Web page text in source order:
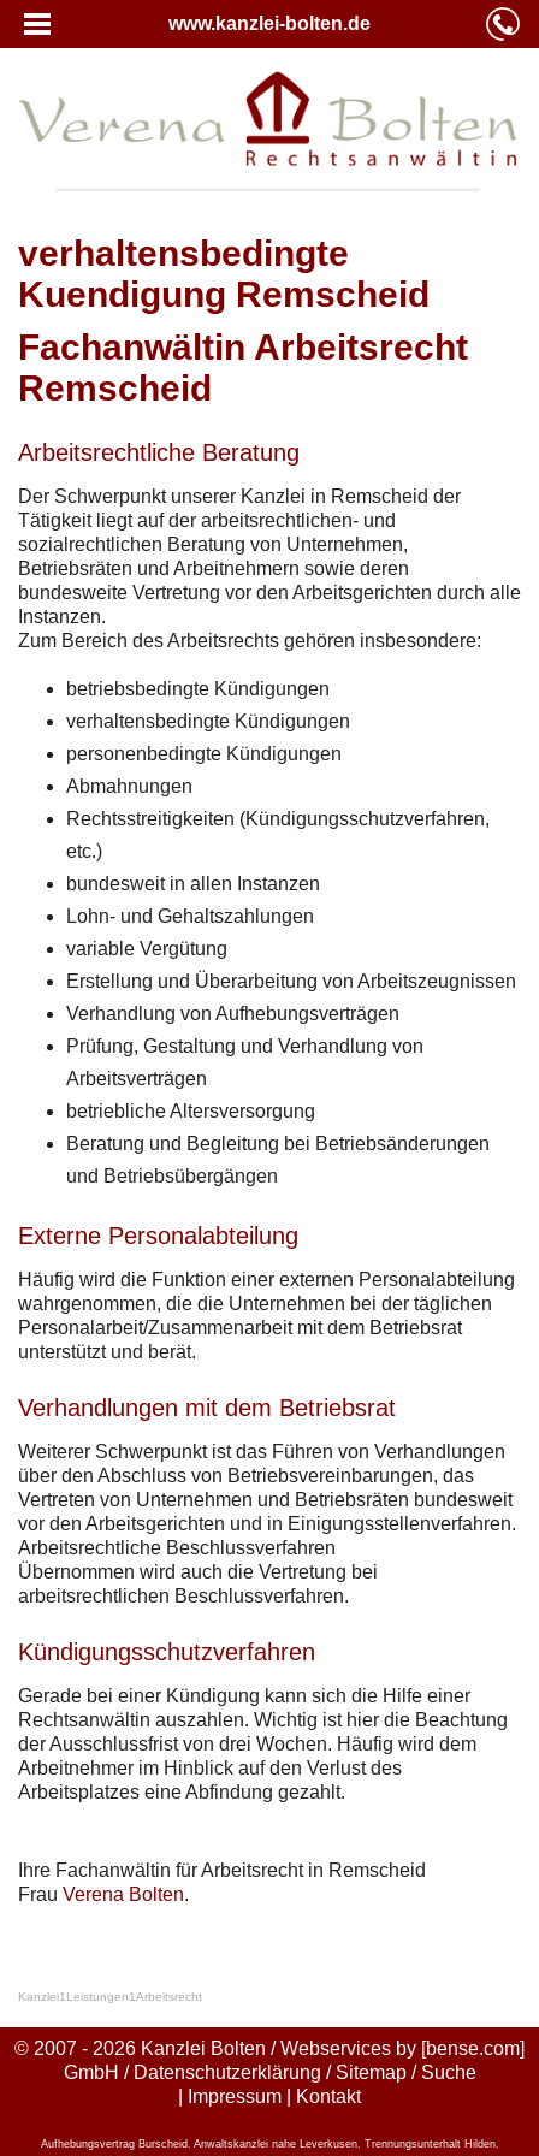
www.kanzlei-bolten.de
verhaltensbedingte
Kuendigung Remscheid
Fachanwältin Arbeitsrecht
Remscheid
Arbeitsrechtliche Beratung
Der Schwerpunkt unserer Kanzlei in Remscheid der
Tätigkeit liegt auf der arbeitsrechtlichen- und
sozialrechtlichen Beratung von Unternehmen,
Betriebsräten und Arbeitnehmern sowie deren
bundesweite Vertretung vor den Arbeitsgerichten durch alle
Instanzen.
Zum Bereich des Arbeitsrechts gehören insbesondere:
betriebsbedingte Kündigungen
verhaltensbedingte Kündigungen
personenbedingte Kündigungen
Abmahnungen
Rechtsstreitigkeiten (Kündigungsschutzverfahren,
etc.)
bundesweit in allen Instanzen
Lohn- und Gehaltszahlungen
variable Vergütung
Erstellung und Überarbeitung von Arbeitszeugnissen
Verhandlung von Aufhebungsverträgen
Prüfung, Gestaltung und Verhandlung von
Arbeitsverträgen
betriebliche Altersversorgung
Beratung und Begleitung bei Betriebsänderungen
und Betriebsübergängen
Externe Personalabteilung
Häufig wird die Funktion einer externen Personalabteilung
wahrgenommen, die die Unternehmen bei der täglichen
Personalarbeit/Zusammenarbeit mit dem Betriebsrat
unterstützt und berät.
Verhandlungen mit dem Betriebsrat
Weiterer Schwerpunkt ist das Führen von Verhandlungen
über den Abschluss von Betriebsvereinbarungen, das
Vertreten von Unternehmen und Betriebsräten bundesweit
vor den Arbeitsgerichten und in Einigungsstellenverfahren.
Arbeitsrechtliche Beschlussverfahren
Übernommen wird auch die Vertretung bei
arbeitsrechtlichen Beschlussverfahren.
Kündigungsschutzverfahren
Gerade bei einer Kündigung kann sich die Hilfe einer
Rechtsanwältin auszahlen. Wichtig ist hier die Beachtung
der Ausschlussfrist von drei Wochen. Häufig wird dem
Arbeitnehmer im Hinblick auf den Verlust des
Arbeitsplatzes eine Abfindung gezahlt.
Ihre Fachanwältin für Arbeitsrecht in Remscheid
Frau Verena Bolten.
Kanzlei1 Leistungen1Arbeitsrecht
© 2007 - 2026 Kanzlei Bolten / Webservices by [bense.com]
GmbH / Datenschutzerklärung / Sitemap/ Suche
Impressum Kontakt
Aufhebungsvertrag Burscheid Anwaltskanzlei nahe Leverkusen, Trennungsunterhalt Hilden,